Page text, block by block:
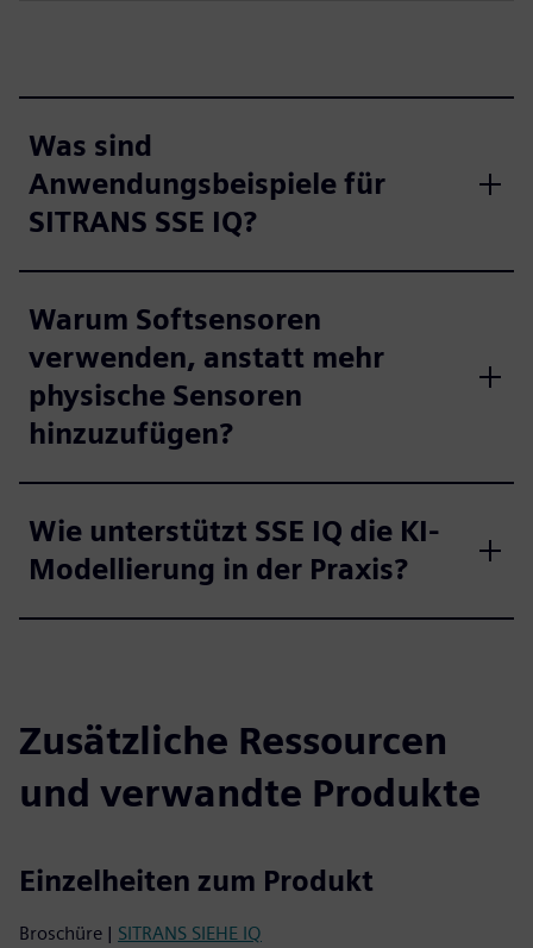
Was sind
Anwendungsbeispiele für
SITRANS SSE IQ?
Warum Softsensoren
verwenden, anstatt mehr
physische Sensoren
hinzuzufügen?
Wie unterstützt SSE IQ die KI-
Modellierung in der Praxis?
Zusätzliche Ressourcen
und verwandte Produkte
Einzelheiten zum Produkt
Broschüre | SITRANS SIEHE IQ